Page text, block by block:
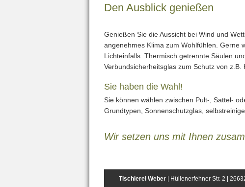
Den Ausblick genießen
Genießen Sie die Aussicht bei Wind und
angenehmes Klima zum Wohlfühlen. Gerne
Lichteinfalls. Thermisch getrennte Säulen
Verbundsicherheitsglas zum Schutz von z.B.
Sie haben die Wahl!
Sie können wählen zwischen Pult-, Sattel-
Grundtypen, Sonnenschutzglas,
Wir setzen uns mit Ihnen
Tischlerei Weber | Hüllenerfehner Str. 2 |